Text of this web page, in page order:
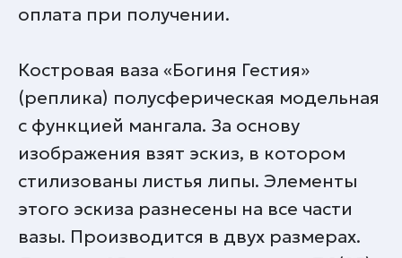
оплата при получении.
Костровая ваза «Богиня Гестия»
(реплика) полусферическая модельная
с функцией мангала. За основу
изображения взят эскиз, в котором
стилизованы листья липы. Элементы
этого эскиза разнесены на все части
вазы. Производится в двух размерах.